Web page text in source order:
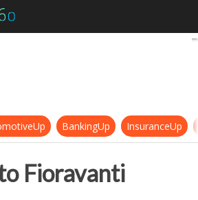
Alberto Fioravanti
BankingUp InsuranceUp
Fioravanti